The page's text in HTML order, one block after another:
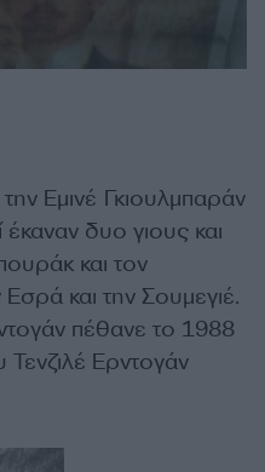
Εμινέ Γκιουλμπαράν
δυο γιους και
και τον
Εσρά και την Σουμεγιέ.
πέθανε το 1988
Ερντογάν